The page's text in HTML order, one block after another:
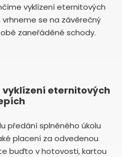
vyklízení eternitových
vrhneme se na závěrečný
zaneřáděné schody.
eternitových
předání splněného úkolu
placení za odvedenou
buďto v hotovosti, kartou